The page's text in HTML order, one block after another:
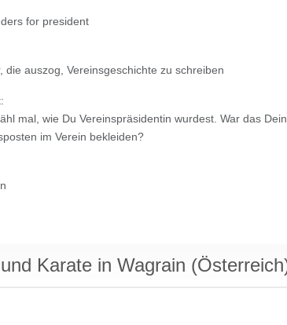
for president
die auszog, Vereinsgeschichte zu schreiben
mal, wie Du Vereinspräsidentin wurdest. War das
im Verein bekleiden?
Karate in Wagrain